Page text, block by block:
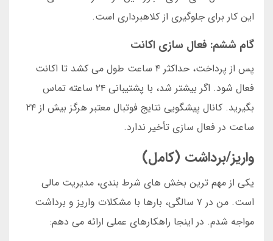
این کار برای جلوگیری از کلاهبرداری است.
گام ششم: فعال سازی اکانت
پس از پرداخت، حداکثر ۴ ساعت طول می کشد تا اکانت
فعال شود. اگر بیشتر شد، با پشتیبانی ۲۴ ساعته تماس
بگیرید. کانال پیشگویی نتایج فوتبال معتبر هرگز بیش از ۲۴
ساعت در فعال سازی تأخیر ندارد.
واریز/برداشت (کامل)
یکی از مهم ترین بخش های شرط بندی، مدیریت مالی
است. من در ۷ سالگی، بارها با مشکلات واریز و برداشت
مواجه شدم. در اینجا راهکارهای عملی ارائه می دهم: